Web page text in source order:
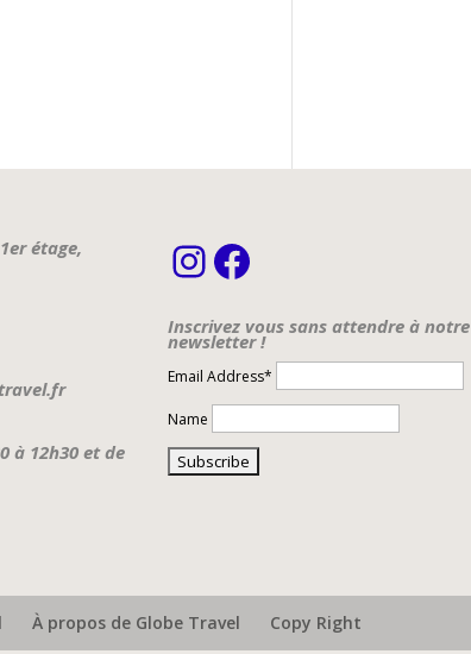
étage,
à 12h30 et de
Instagram
Facebook
Inscrivez vous sans attendre à notre
newsletter !
Email Address*
Name
À propos de Globe Travel Copy Right